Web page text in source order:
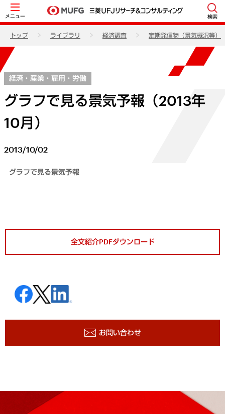
メニュー 検索
トップ ライブラリ 経済調査 定期発信物（景気概況等）
経済・産業・雇用・労働
グラフで見る景気予報（2013年
10月）
2013/10/02
グラフで見る景気予報
全文紹介PDFダウンロード
お問い合わせ